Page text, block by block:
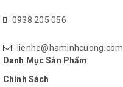
0938 205 056
lienhe@haminhcuong.com
Danh Mục Sản Phẩm
Chính Sách